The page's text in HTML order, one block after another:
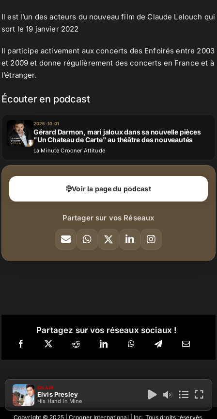
Il est l’un des acteurs du nouveau film de Claude Lelouch qui
sort le 19 janvier 2022
Il participe activement aux concerts des Enfoirés entre 2003
et 2009 et donne régulièrement des concerts en France et à
l’étranger.
Écouter en podcast
2025-10-01
Gérard Darmon, mari jaloux dans sa nouvelle pièces
"Un Chateau de Carte" au théâtre des nouveautés
La Minute Crooner Attitude
Voir la page du podcast
Partager sur vos Réseaux
Partagez sur vos réseaux sociaux !
Copyright © 2025 | Crooner International | Inc. Tous droits réservés.
ON AIR
Elvis Presley
His Hand In Mine